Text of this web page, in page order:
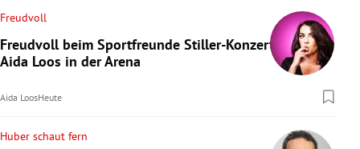
Freudvoll
Freudvoll beim Sportfreunde Stiller-Konzert:
Aida Loos in der Arena
Aida LoosHeute
Huber schaut fern